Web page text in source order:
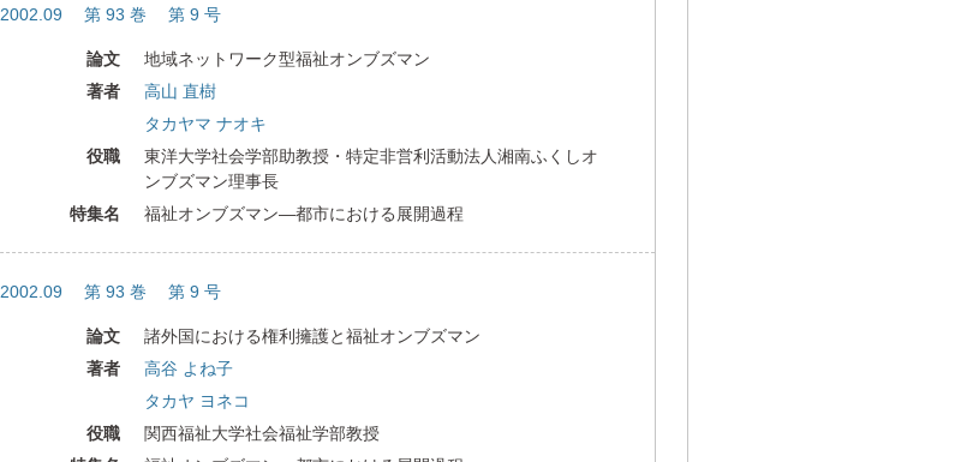
2002.09 第 93 巻 第 9 号
論文
地域ネットワーク型福祉オンブズマン
著者
高山 直樹
タカヤマ ナオキ
役職
東洋大学社会学部助教授・特定非営利活動法人湘南ふくしオ
ンブズマン理事長
特集名
福祉オンブズマン―都市における展開過程
2002.09 第 93 巻 第 9 号
論文
諸外国における権利擁護と福祉オンブズマン
著者
高谷 よね子
タカヤ ヨネコ
役職
関西福祉大学社会福祉学部教授